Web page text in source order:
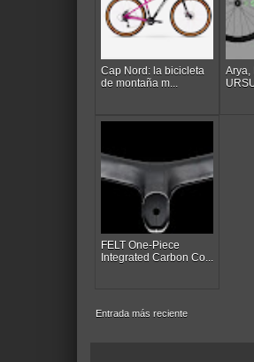
Cap Nord: la bicicleta
de montaña m...
Arya,
FELT One-Piece
Integrated Carbon Co...
Entrada más reciente